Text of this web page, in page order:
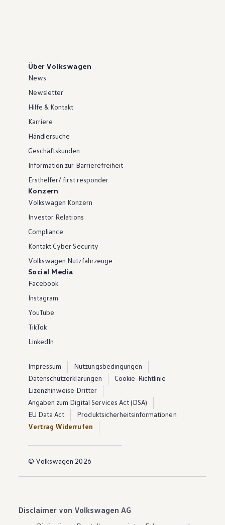
Über Volkswagen
News
Newsletter
Hilfe & Kontakt
Karriere
Händlersuche
Geschäftskunden
Information zur Barrierefreiheit
Ersthelfer/ first responder
Konzern
Volkswagen Konzern
Investor Relations
Compliance
Kontakt Cyber Security
Volkswagen Nutzfahrzeuge
Social Media
Facebook
Instagram
YouTube
TikTok
LinkedIn
Impressum
Nutzungsbedingungen
Datenschutzerklärungen
Cookie-Richtlinie
Lizenzhinweise Dritter
Angaben zum Digital Services Act (DSA)
EU Data Act
Produktsicherheitsinformationen
Vertrag Widerrufen
© Volkswagen 2026
Disclaimer von Volkswagen AG